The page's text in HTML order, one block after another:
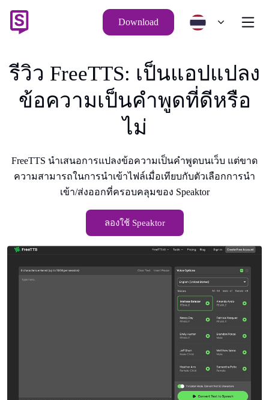
Download
รีวิว FreeTTS: เป็นแอปแปลง
ข้อความเป็นคําพูดที่ดีหรือ
ไม่
FreeTTS นําเสนอการแปลงข้อความเป็นคําพูดบนเว็บ แต่ขาด
ความสามารถในการนําเข้าไฟล์เมื่อเทียบกับตัวเลือกการนํา
เข้า/ส่งออกที่ครอบคลุมของ Speaktor
ลองใช้ Speaktor